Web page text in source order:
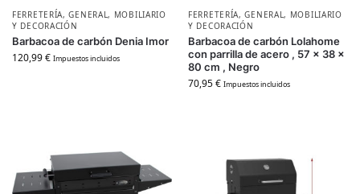
FERRETERÍA,GENERAL, MOBILIARIO
Y DECORACIÓN
Barbacoa de carbón Denia Imor
120,99€ Impuestos incluidos
FERRETERÍA,GENERAL, MOBILIARIO
Y DECORACIÓN
Barbacoa de carbón Lolahome
con parrilla de acero , 57 x 38 x
80 cm , Negro
70,95€ Impuestos incluidos